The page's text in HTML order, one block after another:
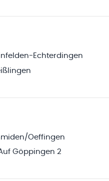
Echterdingen
Oeffingen
Göppingen 2